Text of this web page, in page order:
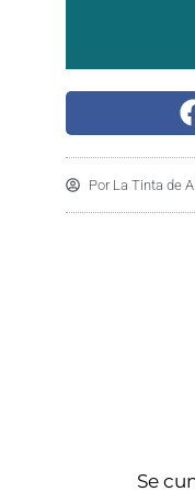
Por La Tinta de
Se